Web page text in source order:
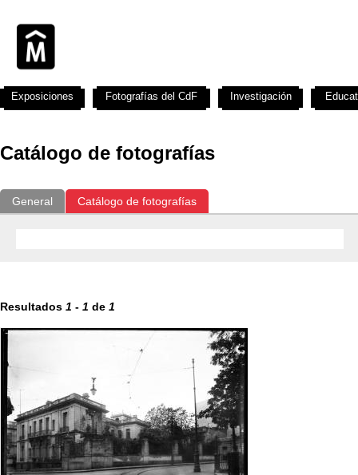
Catálogo de fotografías
General Catálogo de fotografías
Resultados 1 - 1 de 1
Exposiciones Fotografías del CdF Investigación